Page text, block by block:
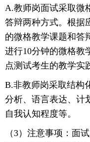
A.教师岗面试采取微
答辩两种方式。根据
的微格教学课题和答
进行10分钟的微格教
点测试考生的教学实
B.非教师岗采取结构
分析、语言表达、计
自我认知程度等。
（3）注意事项：面